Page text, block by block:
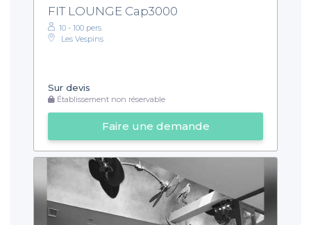
FIT LOUNGE Cap3000
10 - 100 pers.
Les Vespins
Sur devis
Établissement non réservable
Faire une demande